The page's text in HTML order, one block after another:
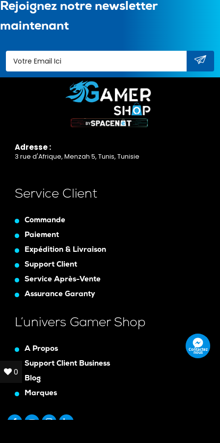
Rejoignez notre newsletter
maintenant
Adresse :
3 rue d'Afrique, Menzah 5, Tunis, Tunisie
Service Client
Commande
Paiement
Expédition & Livraison
Support Client
Service Après-Vente
Assurance Garanty
L’univers Gamer Shop
A Propos
Support Client Business
Blog
Marques
Contactez
nous
0
0